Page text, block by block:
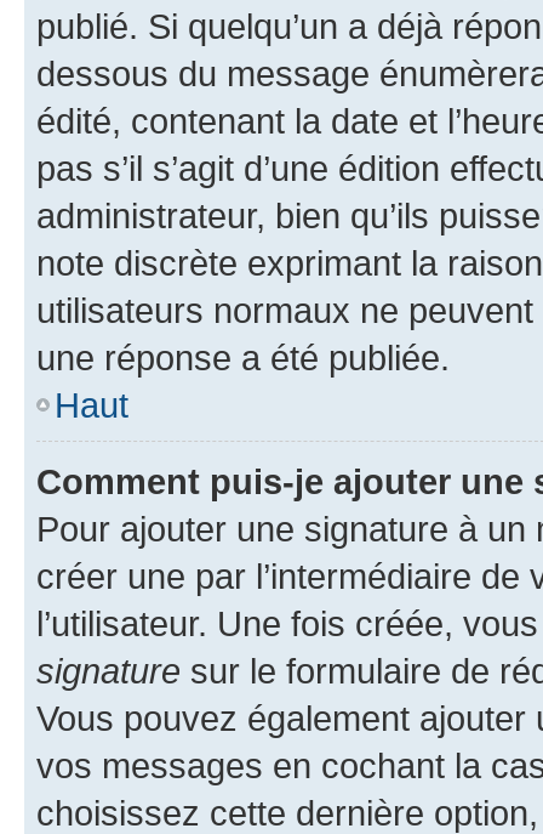
publié. Si quelqu’un a déjà
dessous du message
édité, contenant la date et
pas s’il s’agit d’une édition
administrateur, bien qu’ils
note discrète exprimant la
utilisateurs normaux ne
une réponse a été publiée.
Haut
Comment puis-je ajouter une
Pour ajouter une signature à un
créer une par l’intermédiaire
l’utilisateur. Une fois créée,
signature sur le formulaire de
Vous pouvez également
vos messages en cochant la
choisissez cette dernière